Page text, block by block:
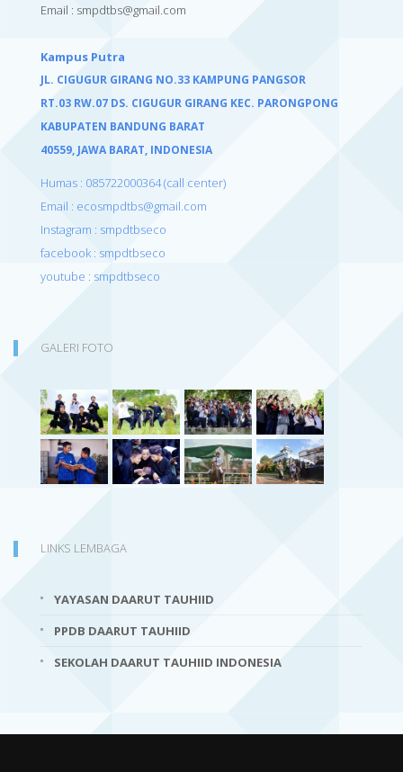
Email : smpdtbs@gmail.com
Kampus Putra
JL. CIGUGUR GIRANG NO.33 KAMPUNG PANGSOR
RT.03 RW.07 DS. CIGUGUR GIRANG KEC. PARONGPONG
KABUPATEN BANDUNG BARAT
40559, JAWA BARAT, INDONESIA
Humas : 085722000364 (call center)
Email : ecosmpdtbs@gmail.com
Instagram : smpdtbseco
facebook : smpdtbseco
youtube : smpdtbseco
GALERI FOTO
LINKS LEMBAGA
YAYASAN DAARUT TAUHIID
PPDB DAARUT TAUHIID
SEKOLAH DAARUT TAUHIID INDONESIA